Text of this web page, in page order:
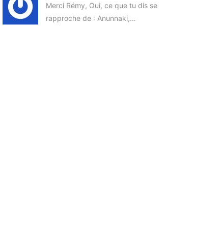
Merci Rémy, Oui, ce que tu dis se
rapproche de : Anunnaki,…